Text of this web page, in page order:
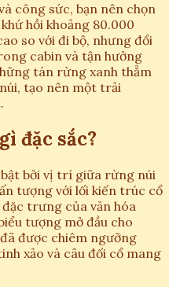
công sức, bạn nên chọn
hồi khoảng 80.000
so với đi bộ, nhưng đổi
cabin và tận hưởng
tán rừng xanh thẳm
tạo nên một trải
đặc sắc?
bởi vị trí giữa rừng núi
tượng với lối kiến trúc cổ
trưng của văn hóa
tượng mở đầu cho
được chiêm ngưỡng
xảo và câu đối cổ mang